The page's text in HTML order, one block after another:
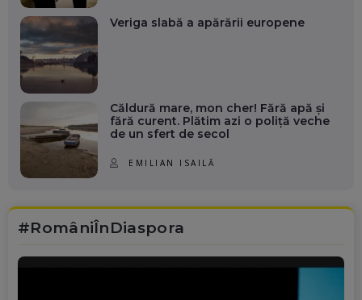
Veriga slabă a apărării europene
Căldură mare, mon cher! Fără apă și
fără curent. Plătim azi o poliță veche
de un sfert de secol
EMILIAN ISAILĂ
#RomâniÎnDiaspora